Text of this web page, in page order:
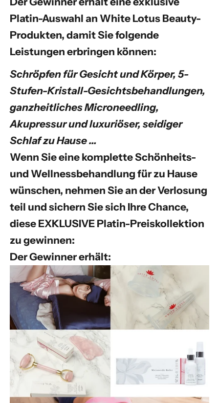
Platin-Auswahl an White Lotus Beauty-
Produkten, damit Sie folgende
Leistungen erbringen können:
Schröpfen für Gesicht und Körper, 5-
Stufen-Kristall-Gesichtsbehandlungen,
ganzheitliches Microneedling,
Akupressur und luxuriöser, seidiger
Schlaf zu Hause …
Wenn Sie eine komplette Schönheits-
und Wellnessbehandlung für zu Hause
wünschen, nehmen Sie an der Verlosung
teil und sichern Sie sich Ihre Chance,
diese EXKLUSIVE Platin-Preiskollektion
zu gewinnen:
Der Gewinner erhält: